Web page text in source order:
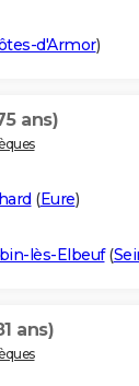
d'Armor)
ans)
(Eure)
lès-Elbeuf(
ans)